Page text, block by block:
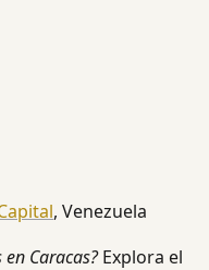
, Venezuela
Caracas?Explora el